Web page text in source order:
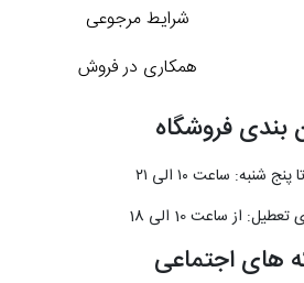
شرایط مرجوعی
همکاری در فروش
بندی فروشگاه
شنبه: ساعت ۱۰ الی ۲۱
از ساعت 10 الی 18
های اجتماعی